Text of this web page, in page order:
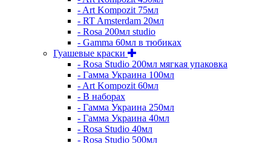
- Art Kompozit 75мл
- RT Amsterdam 20мл
- Rosa 200мл studio
- Gamma 60мл в тюбиках
Гуашевые краски
- Rosa Studio 200мл мягкая упаковка
- Гамма Украина 100мл
- Art Kompozit 60мл
- В наборах
- Гамма Украина 250мл
- Гамма Украина 40мл
- Rosa Studio 40мл
- Rosa Studio 500мл